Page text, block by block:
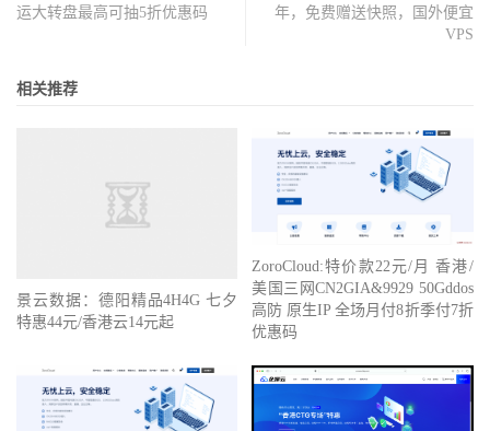
运大转盘最高可抽5折优惠码
年，免费赠送快照，国外便宜
VPS
相关推荐
景云数据：德阳精品4H4G 七夕
特惠44元/香港云14元起
ZoroCloud:特价款22元/月 香港/
美国三网CN2GIA&9929 50Gddos
高防 原生IP 全场月付8折季付7折
优惠码